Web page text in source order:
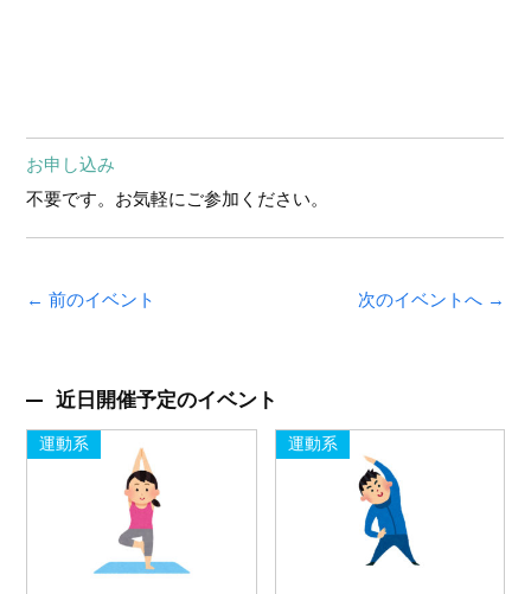
お申し込み
不要です。お気軽にご参加ください。
← 前のイベント 次のイベントへ →
近日開催予定のイベント
運動系 運動系